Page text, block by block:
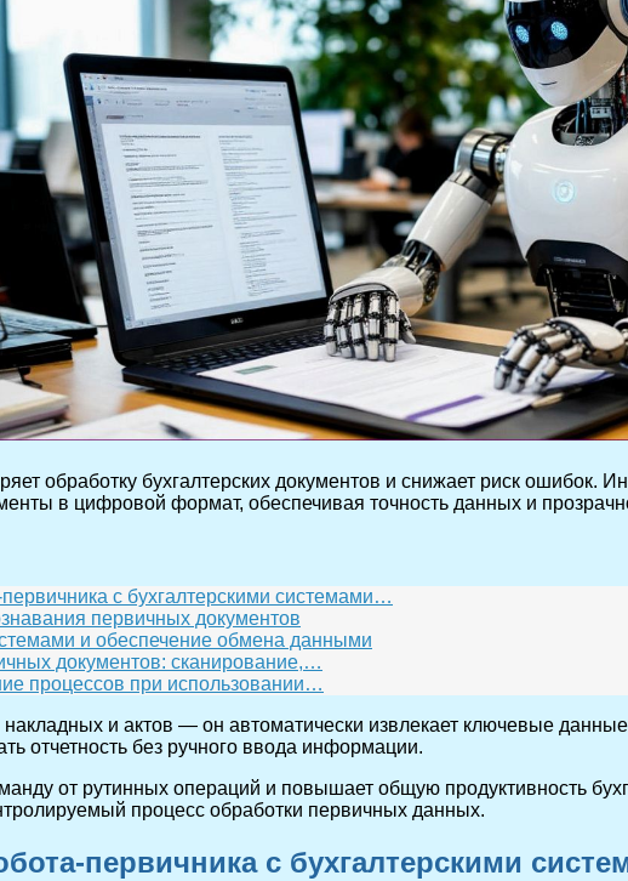
обработку бухгалтерских документов и снижает риск ошибок.
в цифровой формат, обеспечивая точность данных и
с бухгалтерскими системами…
первичных документов
и обеспечение обмена данными
документов: сканирование,…
процессов при использовании…
и актов — он автоматически извлекает ключевые
отчетность без ручного ввода информации.
от рутинных операций и повышает общую продуктивность
процесс обработки первичных данных.
первичника с бухгалтерскими